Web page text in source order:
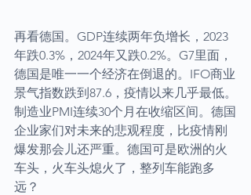
再看德国。GDP连续两年负增长，2023
年跌0.3%，2024年又跌0.2%。G7里面，
德国是唯一一个经济在倒退的。IFO商业
景气指数跌到87.6，疫情以来几乎最低。
制造业PMI连续30个月在收缩区间。德国
企业家们对未来的悲观程度，比疫情刚
爆发那会儿还严重。德国可是欧洲的火
车头，火车头熄火了，整列车能跑多
远？